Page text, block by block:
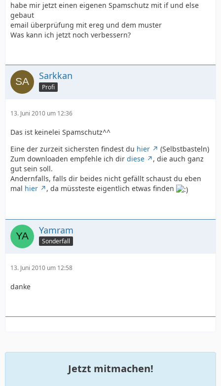
habe mir jetzt einen eigenen Spamschutz mit if und else
gebaut
email überprüfung mit ereg und dem muster
Was kann ich jetzt noch verbessern?
Sarkkan
Profi
13. Juni 2010 um 12:36
Das ist keinelei Spamschutz^^
Eine der zurzeit sichersten findest du hier
(Selbstbasteln)
Zum downloaden empfehle ich dir diese
, die auch ganz
gut sein soll.
Andernfalls, falls dir beides nicht gefällt schaust du eben
mal hier , da müssteste eigentlich etwas finden
Yamram
Sonderfall
13. Juni 2010 um 12:58
danke
Jetzt mitmachen!